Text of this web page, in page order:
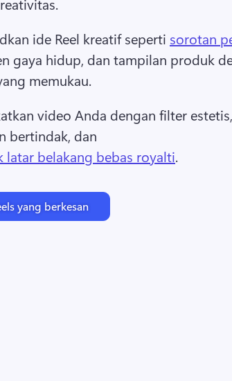
ide Reel kreatif seperti sorotan
gaya hidup, dan tampilan produk
memukau.
video Anda dengan filter
bertindak, dan
latar belakang bebas royalti.
yang berkesan